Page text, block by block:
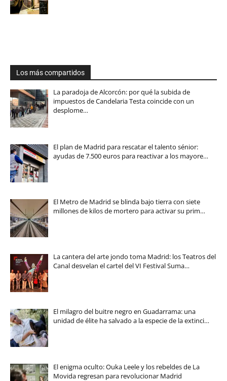
Los más compartidos
La paradoja de Alcorcón: por qué la subida de
impuestos de Candelaria Testa coincide con un
desplome…
El plan de Madrid para rescatar el talento sénior:
ayudas de 7.500 euros para reactivar a los mayore…
El Metro de Madrid se blinda bajo tierra con siete
millones de kilos de mortero para activar su prim…
La cantera del arte jondo toma Madrid: los Teatros del
Canal desvelan el cartel del VI Festival Suma…
El milagro del buitre negro en Guadarrama: una
unidad de élite ha salvado a la especie de la extinci…
El enigma oculto: Ouka Leele y los rebeldes de La
Movida regresan para revolucionar Madrid